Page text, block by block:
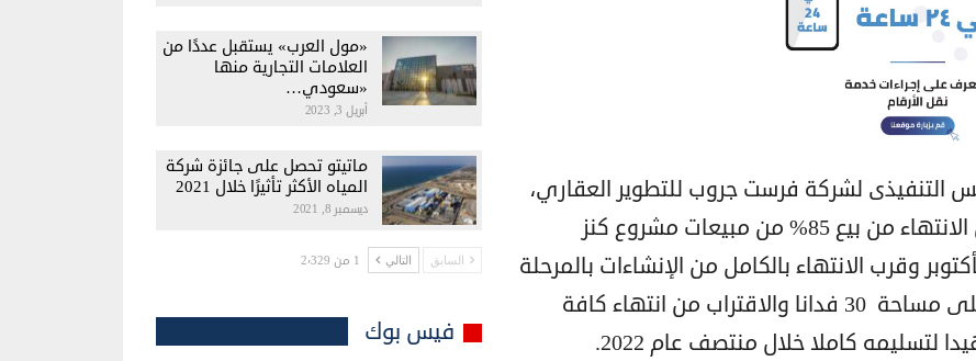
لشركة فرست جروب للتطوير العقاري،
عضو جمعية رجال الأعمال المصريين عن الانتهاء من بيع 85% من مبيعات مشروع كنز
وقرب الانتهاء بالكامل من الإنشاءات بالمرحلة
الرابعة والأخيرة في المشروع المقام على مساحة 30 فدانا والاقتراب من انتهاء كافة
لتسليمه كاملا خلال منتصف عام 2022.
«مول العرب» يستقبل عددًا من
العلامات التجارية منها
«سعودي…
أبريل 3, 2023
ماتيتو تحصل على جائزة شركة
المياه الأكثر تأثيرًا خلال 2021
ديسمبر 8, 2021
السابق التالي 1 من 2٬329
فيس بوك